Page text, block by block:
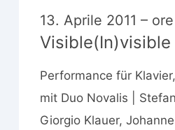
13. Aprile 2011 –
Performance für
mit Duo Novalis |
Giorgio Klauer,